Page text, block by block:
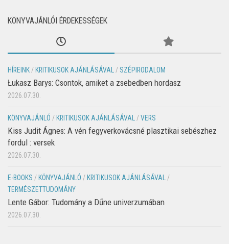
KÖNYVAJÁNLÓI ÉRDEKESSÉGEK
HÍREINK / KRITIKUSOK AJÁNLÁSÁVAL / SZÉPIRODALOM
Łukasz Barys: Csontok, amiket a zsebedben hordasz
2026.07.30.
KÖNYVAJÁNLÓ / KRITIKUSOK AJÁNLÁSÁVAL /VERS
Kiss Judit Ágnes: A vén fegyverkovácsné plasztikai sebészhez
fordul : versek
2026.07.30.
E-BOOKS / KÖNYVAJÁNLÓ / KRITIKUSOK AJÁNLÁSÁVAL
/
TERMÉSZETTUDOMÁNY
Lente Gábor: Tudomány a Dűne univerzumában
2026.07.30.